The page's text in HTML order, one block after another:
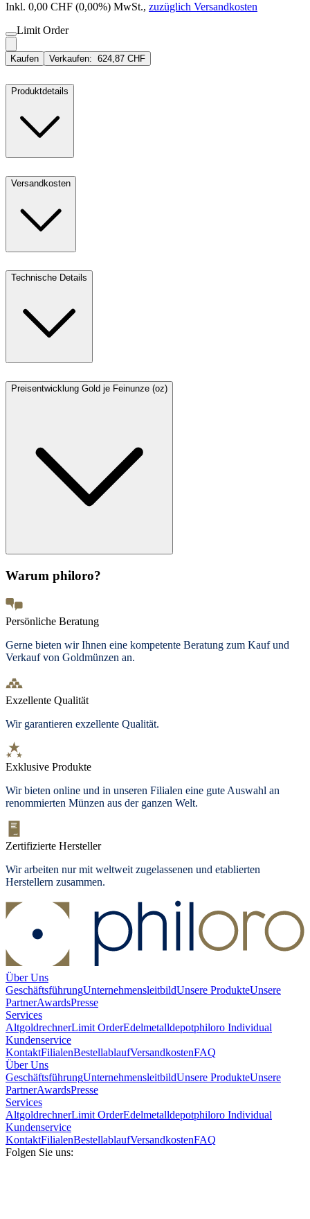
Inkl. 0,00 CHF (0,00%) MwSt., zuzüglich Versandkosten
Limit Order
Kaufen Verkaufen: 624,87 CHF
Produktdetails
Versandkosten
Technische Details
Preisentwicklung Gold je Feinunze (oz)
Warum philoro?
Persönliche Beratung
Gerne bieten wir Ihnen eine kompetente Beratung zum Kauf und
Verkauf von Goldmünzen an.
Exzellente Qualität
Wir garantieren exzellente Qualität.
Exklusive Produkte
Wir bieten online und in unseren Filialen eine gute Auswahl an
renommierten Münzen aus der ganzen Welt.
Zertifizierte Hersteller
Wir arbeiten nur mit weltweit zugelassenen und etablierten
Herstellern zusammen.
Über Uns
GeschäftsführungUnternehmensleitbildUnsere ProdukteUnsere
PartnerAwardsPresse
Services
AltgoldrechnerLimit OrderEdelmetalldepotphiloro Individual
Kundenservice
KontaktFilialenBestellablaufVersandkostenFAQ
Über Uns
GeschäftsführungUnternehmensleitbildUnsere ProdukteUnsere
PartnerAwardsPresse
Services
AltgoldrechnerLimit OrderEdelmetalldepotphiloro Individual
Kundenservice
KontaktFilialenBestellablaufVersandkostenFAQ
Folgen Sie uns: